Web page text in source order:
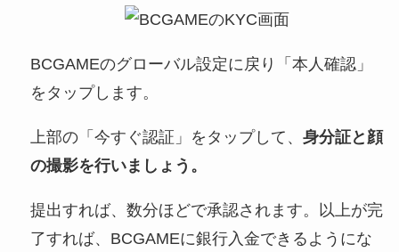
BCGAMEのグローバル設定に戻り「本人確認」
をタップします。
上部の「今すぐ認証」をタップして、 身分証と顔
の撮影を行いましょう。
提出すれば、数分ほどで承認されます。以上が完
了すれば、BCGAMEに銀行入金できるようにな